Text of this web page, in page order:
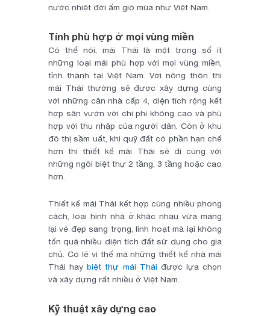
nước nhiệt đới ẩm gió mùa như Việt Nam.
Tính phù hợp ở mọi vùng miền
Có thể nói, mái Thái là một trong số ít
những loại mái phù hợp với mọi vùng miền,
tỉnh thành tại Việt Nam. Với nông thôn thì
mái Thái thường sẽ được xây dựng cùng
với những căn nhà cấp 4, diện tích rộng kết
hợp sân vườn với chi phí không cao và phù
hợp với thu nhập của người dân. Còn ở khu
đô thị sầm uất, khi quỹ đất có phần hạn chế
hơn thì thiết kế mái Thái sẽ đi cùng với
những ngôi biệt thự 2 tầng, 3 tầng hoặc cao
hơn.
Thiết kế mái Thái kết hợp cùng nhiều phong
cách, loại hình nhà ở khác nhau vừa mang
lại vẻ đẹp sang trọng, linh hoạt mà lại không
tốn quá nhiều diện tích đất sử dụng cho gia
chủ. Có lẽ vì thế mà những thiết kế nhà mái
Thái haybiệt thự mái Thái được lựa chọn
và xây dựng rất nhiều ở Việt Nam.
Kỹ thuật xây dựng cao